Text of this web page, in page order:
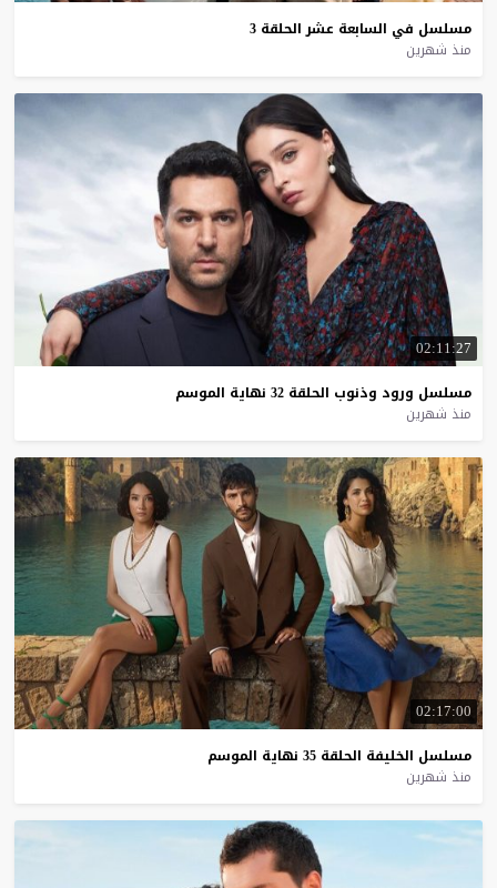
مسلسل في السابعة عشر الحلقة 3
منذ شهرين
02:11:27
مسلسل ورود وذنوب الحلقة 32 نهاية الموسم
منذ شهرين
02:17:00
مسلسل الخليفة الحلقة 35 نهاية الموسم
منذ شهرين